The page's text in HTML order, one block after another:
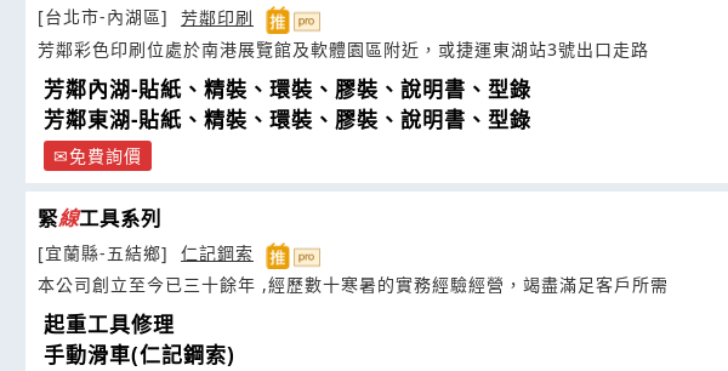
[台北市-內湖區]
芳鄰印刷
芳鄰彩色印刷位處於南港展覽館及軟體園區附近，或捷運東湖站3號出口走路
芳鄰內湖-貼紙、精裝、環裝、膠裝、說明書、型錄
芳鄰東湖-貼紙、精裝、環裝、膠裝、說明書、型錄
免費詢價
緊線工具系列
[宜蘭縣-五結鄉]
仁記鋼索
本公司創立至今已三十餘年 ,經歷數十寒暑的實務經驗經營，竭盡滿足客戶所需
起重工具修理
手動滑車(仁記鋼索)